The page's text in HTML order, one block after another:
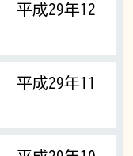
平成29年12
平成29年11